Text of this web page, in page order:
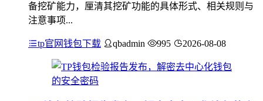
备挖矿能力，厘清其挖矿功能的具体形式、相关规则与
注意事项...
tp官网钱包下载 qbadmin 995 2026-08-08